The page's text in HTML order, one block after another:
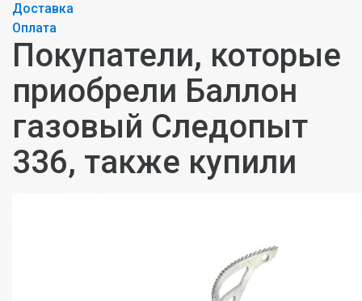
Доставка
Оплата
Покупатели, которые
приобрели Баллон
газовый Следопыт
336, также купили